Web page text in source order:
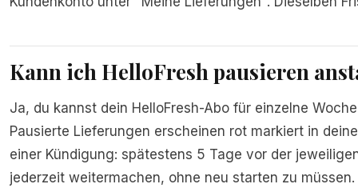
Kann ich HelloFresh pausieren
Ja, du kannst dein HelloFresh-Abo für einzelne
Pausierte Lieferungen erscheinen rot markiert in
einer Kündigung: spätestens 5 Tage vor der
jederzeit weitermachen, ohne neu starten zu müssen.